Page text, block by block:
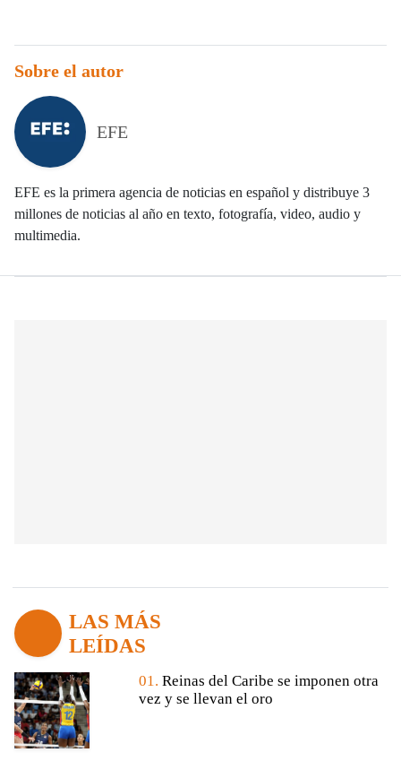
Sobre el autor
EFE
EFE es la primera agencia de noticias en español y distribuye 3
millones de noticias al año en texto, fotografía, video, audio y
multimedia.
LAS MÁS
LEÍDAS
01. Reinas del Caribe se imponen otra
vez y se llevan el oro